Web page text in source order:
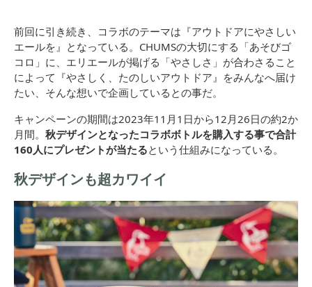
前回に引き続き、コラボのテーマは『アウトドアにやさしい
エールを』となっている。 CHUMSの大切にする「あそびゴ
コロ」に、エリエールが掲げる「やさしさ」が合わさること
によって『やさしく、たのしいアウトドア』をみんなへ届け
たい、そんな想いで企画しているとの事だ。
キャンペーンの期間は2023年11月1日から12月26日の約2か
月間。 秋デザインとなったコラボボトルを購入する事で合計
160人にプレゼントが当たるという仕組みになっている。
秋デザインも超カワイイ